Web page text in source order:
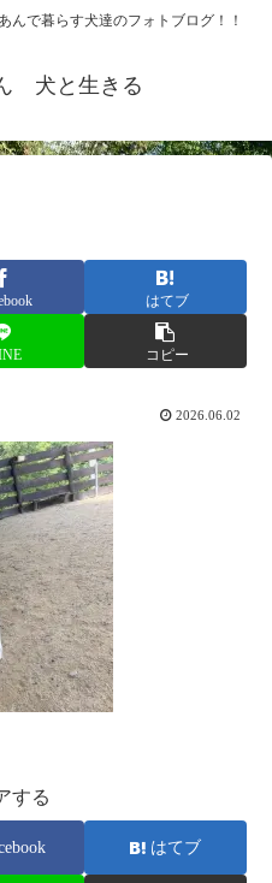
で暮らす犬達のフォトブログ！！
犬と生きる
はてブ
コピー
2026.06.02
する
はてブ